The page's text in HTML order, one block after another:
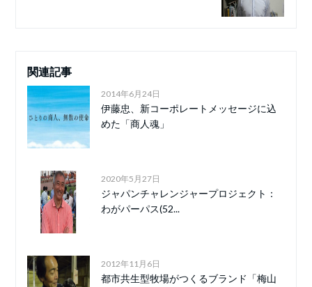
関連記事
2014年6月24日
伊藤忠、新コーポレートメッセージに込
めた「商人魂」
2020年5月27日
ジャパンチャレンジャープロジェクト：
わがパーパス(52...
2012年11月6日
都市共生型牧場がつくるブランド「梅山